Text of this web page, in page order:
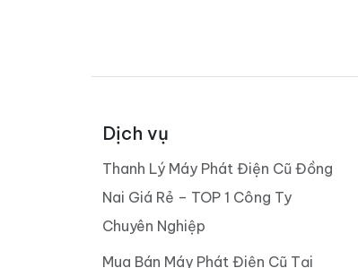
Dịch vụ
Thanh Lý Máy Phát Điện Cũ Đồng
Nai Giá Rẻ – TOP 1 Công Ty
Chuyên Nghiệp
Mua Bán Máy Phát Điện Cũ Tại